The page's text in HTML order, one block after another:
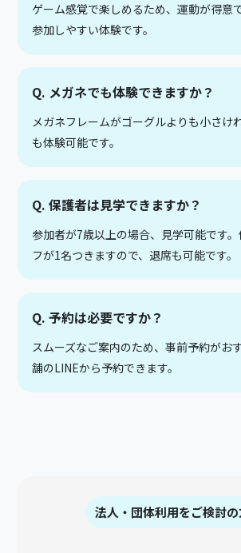
ゲーム感覚で楽しめるため、運動が得意
参加しやすい体験です。
Q. メガネでも体験できますか？
メガネフレームがゴーグルよりも小さけ
も体験可能です。
Q. 保護者は見学できますか？
参加者が7歳以上の場合、見学可能です
フが1名つきますので、退席も可能です。
Q. 予約は必要ですか？
スムーズなご案内のため、事前予約がお
舗のLINEから予約できます。
法人・団体利用をご検討